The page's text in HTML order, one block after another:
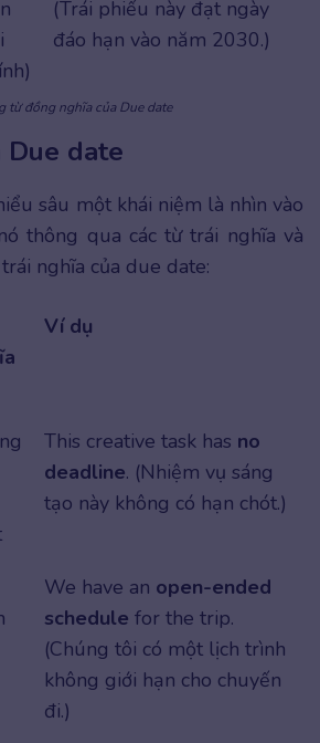
(Trái phiếu này đạt ngày
đáo hạn vào năm 2030.)
từ đồng nghĩa của Due date
date
sâu một khái niệm là nhìn vào
thông qua các từ trái nghĩa và
nghĩa của due date:
Ví dụ
This creative task has no
deadline. (Nhiệm vụ sáng
tạo này không có hạn chót.)
We have an open-ended
schedule for the trip.
(Chúng tôi có một lịch trình
không giới hạn cho chuyến
đi.)